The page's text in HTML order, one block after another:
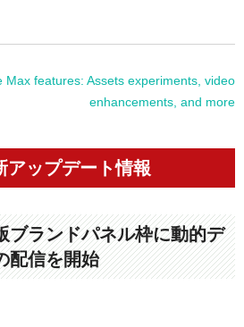
Max features: Assets experiments, video
enhancements, and more
ップデート情報
ブランドパネル枠に動的デ
配信を開始